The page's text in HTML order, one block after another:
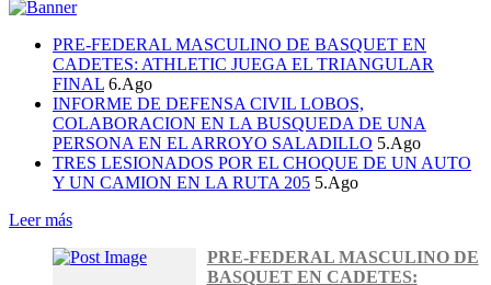
PRE-FEDERAL MASCULINO DE BASQUET EN
CADETES: ATHLETIC JUEGA EL TRIANGULAR
FINAL 6.Ago
INFORME DE DEFENSA CIVIL LOBOS,
COLABORACION EN LA BUSQUEDA DE UNA
PERSONA EN EL ARROYO SALADILLO 5.Ago
TRES LESIONADOS POR EL CHOQUE DE UN AUTO
Y UN CAMION EN LA RUTA 205 5.Ago
Leer más
PRE-FEDERAL MASCULINO DE
BASQUET EN CADETES: